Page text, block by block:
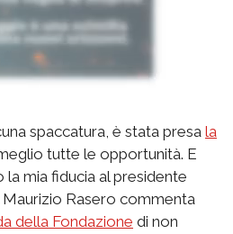
spaccatura, è stata presa la
tutte le opportunità. E
mia fiducia al presidente
Maurizio Rasero commenta
della Fondazione di non